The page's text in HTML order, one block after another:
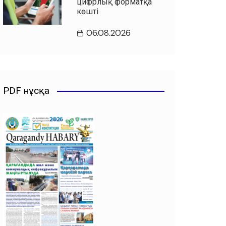
көшті
06.08.2026
PDF нұсқа